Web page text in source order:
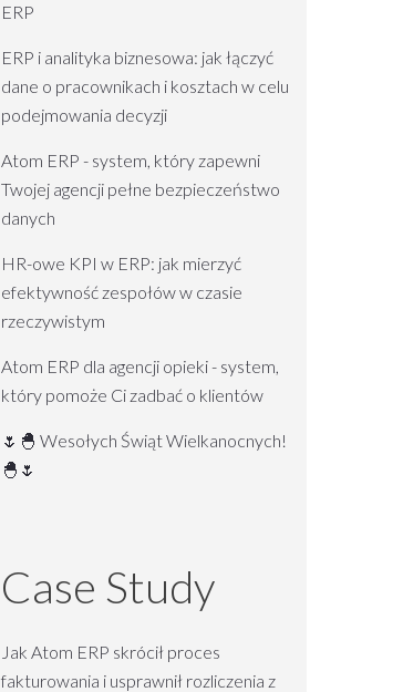
ERP
ERP i analityka biznesowa: jak łączyć
dane o pracownikach i kosztach w celu
podejmowania decyzji
Atom ERP - system, który zapewni
Twojej agencji pełne bezpieczeństwo
danych
HR-owe KPI w ERP: jak mierzyć
efektywność zespołów w czasie
rzeczywistym
Atom ERP dla agencji opieki - system,
który pomoże Ci zadbać o klientów
🌷🐣 Wesołych Świąt Wielkanocnych!
🐣🌷
Case Study
Jak Atom ERP skrócił proces
fakturowania i usprawnił rozliczenia z